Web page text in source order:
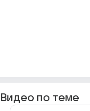
Видео по теме